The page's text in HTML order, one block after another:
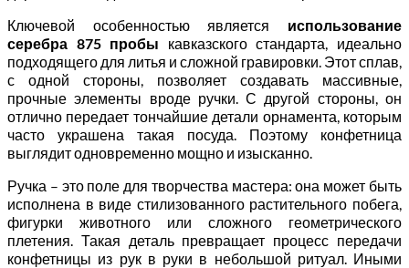
Ключевой особенностью является использование
серебра 875 пробы кавказского стандарта, идеально
подходящего для литья и сложной гравировки. Этот сплав,
с одной стороны, позволяет создавать массивные,
прочные элементы вроде ручки. С другой стороны, он
отлично передает тончайшие детали орнамента, которым
часто украшена такая посуда. Поэтому конфетница
выглядит одновременно мощно и изысканно.
Ручка – это поле для творчества мастера: она может быть
исполнена в виде стилизованного растительного побега,
фигурки животного или сложного геометрического
плетения. Такая деталь превращает процесс передачи
конфетницы из рук в руки в небольшой ритуал. Иными